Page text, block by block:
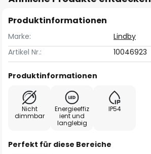
Produktinformationen
Marke:
Lindby
Artikel Nr.:
10046923
Produktinformationen
Nicht
dimmbar
Energieeffiz
ient und
langlebig
IP54
Perfekt für diese Bereiche